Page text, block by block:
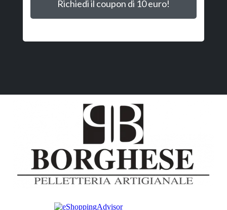
Richiedi il coupon di 10 euro!